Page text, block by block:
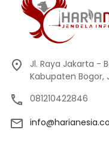
Jl. Raya Jakarta -
Kabupaten Bogor,
081210422846